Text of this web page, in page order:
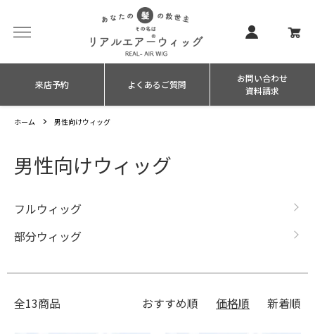
来店予約 よくあるご質問
お問い合わせ
資料請求
ホーム 男性向けウィッグ
男性向けウィッグ
カテゴリー一覧
フルウィッグ
部分ウィッグ
全13商品 おすすめ順 価格順 新着順